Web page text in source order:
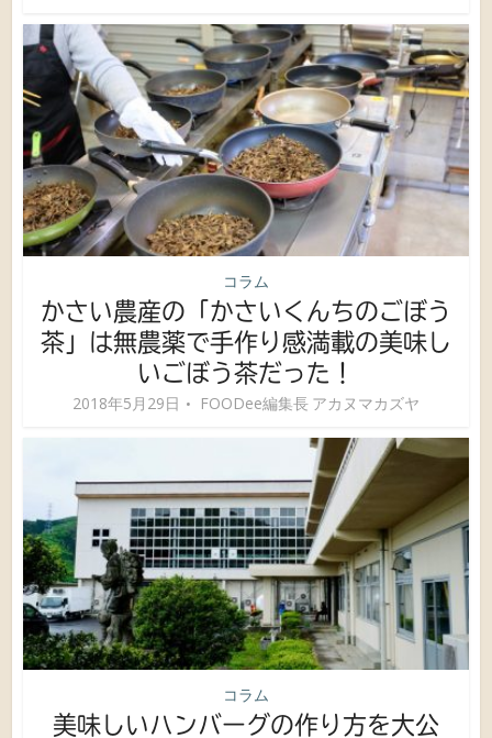
コラム
かさい農産の「かさいくんちのごぼう
茶」は無農薬で手作り感満載の美味し
いごぼう茶だった！
2018年5月29日 FOODee編集長 アカヌマカズヤ
コラム
美味しいハンバーグの作り方を大公